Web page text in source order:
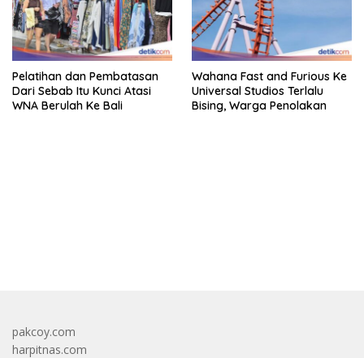
Pelatihan dan Pembatasan
Dari Sebab Itu Kunci Atasi
WNA Berulah Ke Bali
Wahana Fast and Furious Ke
Universal Studios Terlalu
Bising, Warga Penolakan
pakcoy.com
harpitnas.com